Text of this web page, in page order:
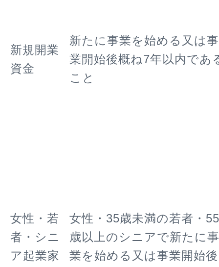
新規開業
資金
新たに事業を始める又は事
業開始後概ね7年以内であ
こと
女性・若
者・シニ
ア起業家
女性・35歳未満の若者・55
歳以上のシニアで新たに事
業を始める又は事業開始後